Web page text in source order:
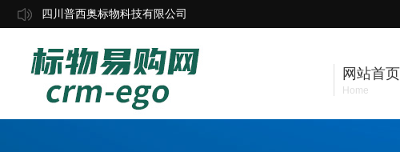
四川普西奥标物科技有限公司
网站首页
Home